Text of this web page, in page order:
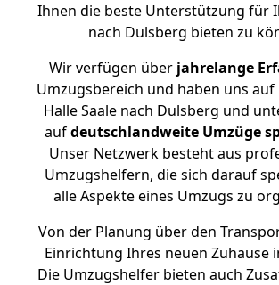
Ihnen die beste Unterstützung für
nach Dulsberg bieten zu
Wir verfügen überjahrelange
Umzugsbereich und haben uns auf
Halle Saale nach Dulsberg und
aufdeutschlandweite Umzüge
Unser Netzwerk besteht aus
Umzugshelfern, die sich darauf
alle Aspekte eines Umzugs zu
Von der Planung über den
Einrichtung Ihres neuen Zuhause
Die Umzugshelfer bieten auch